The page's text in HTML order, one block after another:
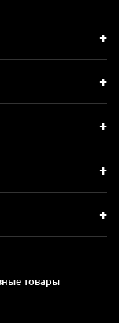
товары